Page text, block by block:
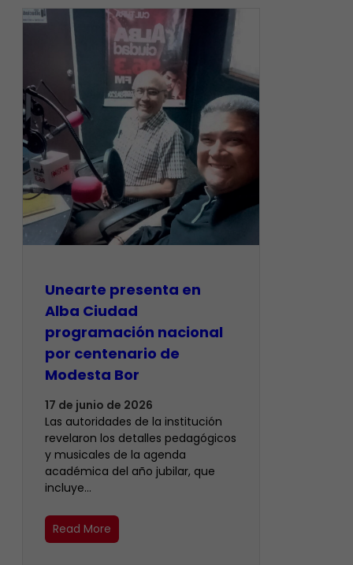
​Unearte presenta en
Alba Ciudad
programación nacional
por centenario de
Modesta Bor
17 de junio de 2026
Las autoridades de la institución
revelaron los detalles pedagógicos
y musicales de la agenda
académica del año jubilar, que
incluye…
Read More